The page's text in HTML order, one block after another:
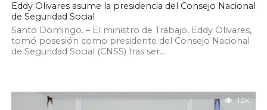
Eddy Olivares asume la presidencia del Consejo Nacional
de Seguridad Social
Santo Domingo. – El ministro de Trabajo, Eddy Olivares,
tomó posesión como presidente del Consejo Nacional
de Seguridad Social (CNSS) tras ser...
1.2K